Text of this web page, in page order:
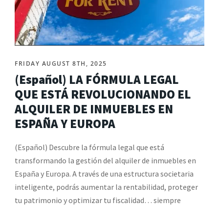
FRIDAY AUGUST 8TH, 2025
(Español) LA FÓRMULA LEGAL
QUE ESTÁ REVOLUCIONANDO EL
ALQUILER DE INMUEBLES EN
ESPAÑA Y EUROPA
(Español) Descubre la fórmula legal que está
transformando la gestión del alquiler de inmuebles en
España y Europa. A través de una estructura societaria
inteligente, podrás aumentar la rentabilidad, proteger
tu patrimonio y optimizar tu fiscalidad… siempre